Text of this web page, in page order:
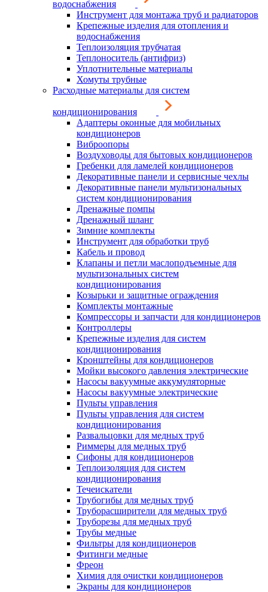
водоснабжения
Инструмент для монтажа труб и радиаторов
Крепежные изделия для отопления и
водоснабжения
Теплоизоляция трубчатая
Теплоноситель (антифриз)
Уплотнительные материалы
Хомуты трубные
Расходные материалы для систем
кондиционирования
Адаптеры оконные для мобильных
кондиционеров
Виброопоры
Воздуховоды для бытовых кондиционеров
Гребенки для ламелей кондиционеров
Декоративные панели и сервисные чехлы
Декоративные панели мультизональных
систем кондиционирования
Дренажные помпы
Дренажный шланг
Зимние комплекты
Инструмент для обработки труб
Кабель и провод
Клапаны и петли маслоподъемные для
мультизональных систем
кондиционирования
Козырьки и защитные ограждения
Комплекты монтажные
Компрессоры и запчасти для кондиционеров
Контроллеры
Крепежные изделия для систем
кондиционирования
Кронштейны для кондиционеров
Мойки высокого давления электрические
Насосы вакуумные аккумуляторные
Насосы вакуумные электрические
Пульты управления
Пульты управления для систем
кондиционирования
Развальцовки для медных труб
Риммеры для медных труб
Сифоны для кондиционеров
Теплоизоляция для систем
кондиционирования
Течеискатели
Трубогибы для медных труб
Труборасширители для медных труб
Труборезы для медных труб
Трубы медные
Фильтры для кондиционеров
Фитинги медные
Фреон
Химия для очистки кондиционеров
Экраны для кондиционеров